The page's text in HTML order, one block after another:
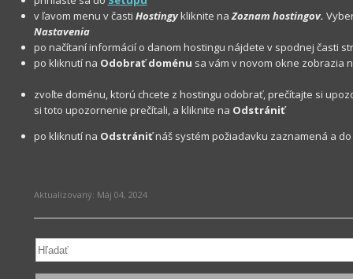
v ľavom menu v časti Hostingykliknite naZoznam hostingov.
Nastavenia
po načítaní informácií o danom hostingu nájdete v spodnej časti
po kliknutí na Odobrať doménu sa vám v novom okne zobrazia
zvoľte doménu, ktorú chcete z hostingu odobrať, prečítajte si
si toto upozornenie prečítali, a kliknite na Odstrániť
po kliknutí na Odstrániťnáš systém požiadavku zaznamená a
Aktualizovaný: Máj 04, 2024